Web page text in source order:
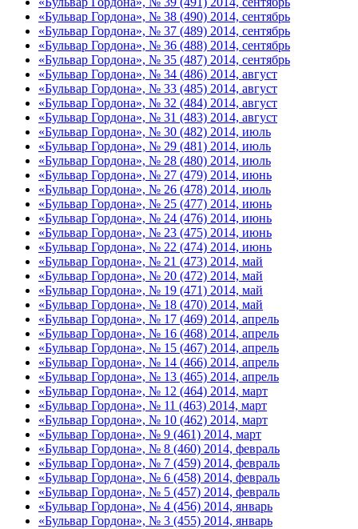
«Бульвар Гордона», № 38 (490) 2014, сентябрь
«Бульвар Гордона», № 37 (489) 2014, сентябрь
«Бульвар Гордона», № 36 (488) 2014, сентябрь
«Бульвар Гордона», № 35 (487) 2014, сентябрь
«Бульвар Гордона», № 34 (486) 2014, август
«Бульвар Гордона», № 33 (485) 2014, август
«Бульвар Гордона», № 32 (484) 2014, август
«Бульвар Гордона», № 31 (483) 2014, август
«Бульвар Гордона», № 30 (482) 2014, июль
«Бульвар Гордона», № 29 (481) 2014, июль
«Бульвар Гордона», № 28 (480) 2014, июль
«Бульвар Гордона», № 27 (479) 2014, июнь
«Бульвар Гордона», № 26 (478) 2014, июль
«Бульвар Гордона», № 25 (477) 2014, июнь
«Бульвар Гордона», № 24 (476) 2014, июнь
«Бульвар Гордона», № 23 (475) 2014, июнь
«Бульвар Гордона», № 22 (474) 2014, июнь
«Бульвар Гордона», № 21 (473) 2014, май
«Бульвар Гордона», № 20 (472) 2014, май
«Бульвар Гордона», № 19 (471) 2014, май
«Бульвар Гордона», № 18 (470) 2014, май
«Бульвар Гордона», № 17 (469) 2014, апрель
«Бульвар Гордона», № 16 (468) 2014, апрель
«Бульвар Гордона», № 15 (467) 2014, апрель
«Бульвар Гордона», № 14 (466) 2014, апрель
«Бульвар Гордона», № 13 (465) 2014, апрель
«Бульвар Гордона», № 12 (464) 2014, март
«Бульвар Гордона», № 11 (463) 2014, март
«Бульвар Гордона», № 10 (462) 2014, март
«Бульвар Гордона», № 9 (461) 2014, март
«Бульвар Гордона», № 8 (460) 2014, февраль
«Бульвар Гордона», № 7 (459) 2014, февраль
«Бульвар Гордона», № 6 (458) 2014, февраль
«Бульвар Гордона», № 5 (457) 2014, февраль
«Бульвар Гордона», № 4 (456) 2014, январь
«Бульвар Гордона», № 3 (455) 2014, январь